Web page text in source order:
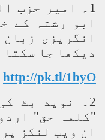
1۔
امیر حزب
ابو رشتہ کے
انگریزی
دیکھا جا سکتا
http://pk.tl/1byO
2۔
نوید بٹ
"کلمہ حق"
ان ویب لنکز